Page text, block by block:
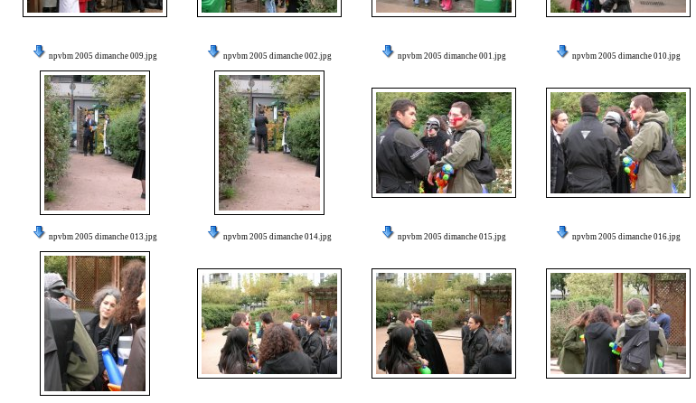
npvbm 2005 dimanche 009.jpg npvbm 2005 dimanche 002.jpg npvbm 2005 dimanche 001.jpg npvbm 2005 dimanche 010.jpg
npvbm 2005 dimanche 013.jpg npvbm 2005 dimanche 014.jpg npvbm 2005 dimanche 015.jpg npvbm 2005 dimanche 016.jpg